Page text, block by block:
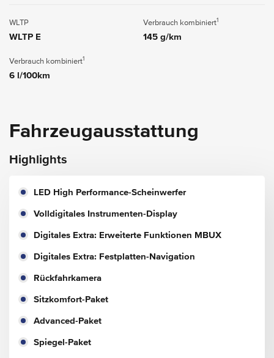
WLTP
WLTP E
Verbrauch kombiniert1
145 g/km
Verbrauch kombiniert1
6 l/100km
Fahrzeugausstattung
Highlights
LED High Performance-Scheinwerfer
Volldigitales Instrumenten-Display
Digitales Extra: Erweiterte Funktionen MBUX
Digitales Extra: Festplatten-Navigation
Rückfahrkamera
Sitzkomfort-Paket
Advanced-Paket
Spiegel-Paket